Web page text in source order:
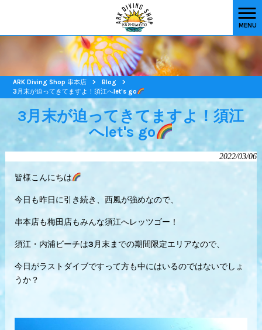
MENU
ARK Diving Shop 串本店 > Blog
>
3月末が迫ってきてますよ！須江へlet's go
3月末が迫ってきてますよ！須江
へlet's go
2022/03/06
皆様こんにちは
今日も昨日に引き続き、西風が強めなので、
串本店も梅田店もみんな須江へレッツゴー！
須江・内浦ビーチは3月末までの期間限定エリアなので、
今日がラストダイブですって方も中にはいるのではないでしょ
うか？